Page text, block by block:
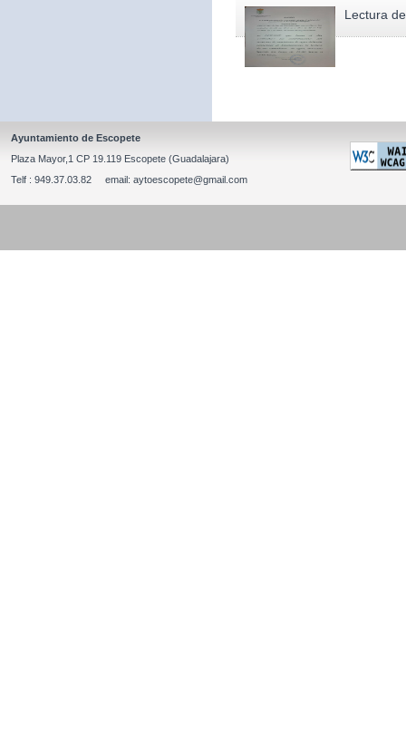
Lectura
Ayuntamiento de Escopete
Plaza Mayor,1 CP 19.119 Escopete (Guadalajara)
Telf : 949.37.03.82 email: aytoescopete@gmail.com